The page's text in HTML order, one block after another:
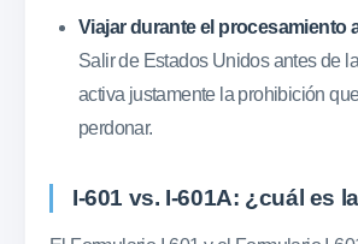
Viajar durante el procesamiento
Salir de Estados Unidos antes de
activa justamente la prohibición
perdonar.
I-601 vs. I-601A: ¿cuál es